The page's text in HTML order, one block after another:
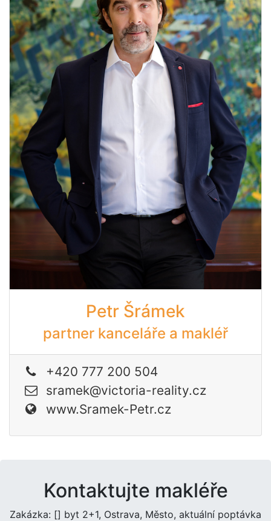
Petr Šrámek
partner kanceláře a makléř
+420 777 200 504
sramek@victoria-reality.cz
www.Sramek-Petr.cz
Kontaktujte makléře
Zakázka: [] byt 2+1, Ostrava, Město, aktuální poptávka